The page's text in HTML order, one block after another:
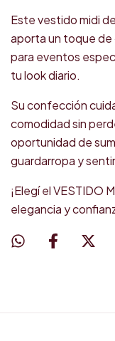
Este vestido midi
aporta un toque de
para eventos
tu look diario.
Su confección
comodidad sin
oportunidad de
guardarropa y
¡Elegí el VESTIDO
elegancia y